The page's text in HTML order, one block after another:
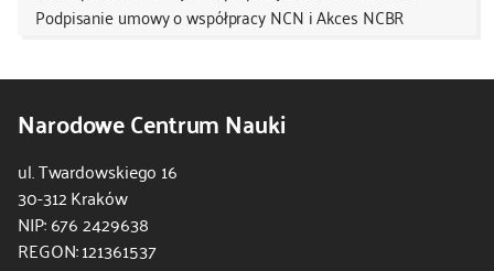
Podpisanie umowy o współpracy NCN i Akces NCBR
Narodowe Centrum Nauki
ul. Twardowskiego 16
30-312 Kraków
NIP: 676 2429638
REGON: 121361537